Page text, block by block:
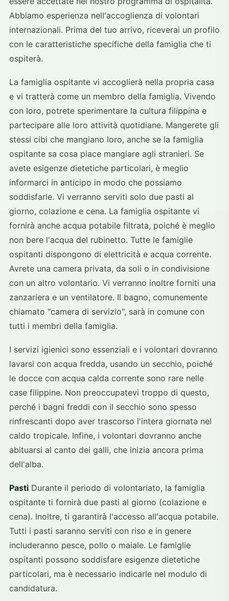
Abbiamo esperienza nell'accoglienza di volontari
internazionali. Prima del tuo arrivo, riceverai un profilo
con le caratteristiche specifiche della famiglia che ti
ospiterà.
La famiglia ospitante vi accoglierà nella propria casa
e vi tratterà come un membro della famiglia. Vivendo
con loro, potrete sperimentare la cultura filippina e
partecipare alle loro attività quotidiane. Mangerete gli
stessi cibi che mangiano loro, anche se la famiglia
ospitante sa cosa piace mangiare agli stranieri. Se
avete esigenze dietetiche particolari, è meglio
informarci in anticipo in modo che possiamo
soddisfarle. Vi verranno serviti solo due pasti al
giorno, colazione e cena. La famiglia ospitante vi
fornirà anche acqua potabile filtrata, poiché è meglio
non bere l'acqua del rubinetto. Tutte le famiglie
ospitanti dispongono di elettricità e acqua corrente.
Avrete una camera privata, da soli o in condivisione
con un altro volontario. Vi verranno inoltre forniti una
zanzariera e un ventilatore. Il bagno, comunemente
chiamato "camera di servizio", sarà in comune con
tutti i membri della famiglia.
I servizi igienici sono essenziali e i volontari dovranno
lavarsi con acqua fredda, usando un secchio, poiché
le docce con acqua calda corrente sono rare nelle
case filippine. Non preoccupatevi troppo di questo,
perché i bagni freddi con il secchio sono spesso
rinfrescanti dopo aver trascorso l'intera giornata nel
caldo tropicale. Infine, i volontari dovranno anche
abituarsi al canto dei galli, che inizia ancora prima
dell'alba.
Pasti Durante il periodo di volontariato, la famiglia
ospitante ti fornirà due pasti al giorno (colazione e
cena). Inoltre, ti garantirà l'accesso all'acqua potabile.
Tutti i pasti saranno serviti con riso e in genere
includeranno pesce, pollo o maiale. Le famiglie
ospitanti possono soddisfare esigenze dietetiche
particolari, ma è necessario indicarle nel modulo di
candidatura.